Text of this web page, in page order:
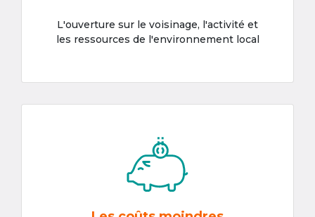
L'ouverture sur le voisinage, l'activité et
les ressources de l'environnement local